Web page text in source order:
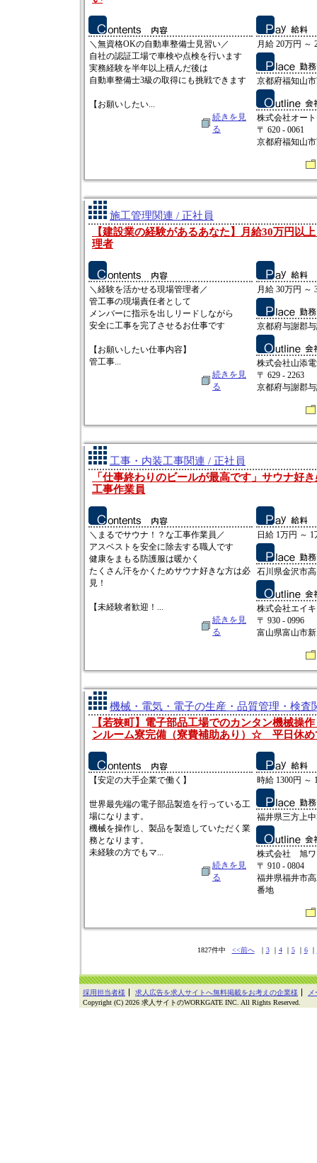
＼無資格OKの自動車整備士見習い／
自社の認証工場で車検や点検を行います
実務経験を半年以上積んだ後は
自動車整備士3級の取得にも挑戦できます
【お願いしたい...
続きを見
る
月給 20万円 ～
京都府福知山
株式会社オー
〒 620 - 0061
京都府福知山
施工管理関連 / 正社員
【建設業の経験があるあなた】月給30万円以
理者
＼経験を活かせる現場管理者／
管工事の現場責任者として
メンバーに指示を出しリードしながら
安全に工事を完了させるお仕事です
【お願いしたい仕事内容】
管工事...
続きを見
る
月給 30万円 ～
京都府与謝郡
株式会社山添
〒 629 - 2263
京都府与謝郡
工事・内装工事関連 / 正社員
「仕事終わりのビールが最高です」サウナ好
工事作業員
＼まるでサウナ！？な工事作業員／
アスベストを安全に除去する職人です
健康をまもる防護服は暖かく
たくさん汗をかくためサウナ好きな方は必
見！
【未経験者歓迎！...
続きを見
る
日給 1万円 ～ 1
石川県金沢市
株式会社エイキ
〒 930 - 0996
富山県富山市
機械・電気・電子の生産・品質管理・検査
【若狭町】電子部品工場でのカンタン機械
ンルーム寮完備（寮費補助あり）☆ 平日休め
【安定の大手企業で働く】
世界最先端の電子部品製造を行っている工
場になります。
機械を操作し、製品を製造していただく業
務となります。
未経験の方でもマ...
続きを見
る
時給 1300円 ～
福井県三方上
株式会社 旭ワ
〒 910 - 0804
福井県福井市
番地
1827件中 <<前へ｜ 3｜ 4｜ 5｜ 6｜
採用担当者様 求人広告を求人サイトへ無料掲載をお考えの企業様
Copyright (C) 2026 求人サイトのWORKGATE INC. All Rights Reserved.